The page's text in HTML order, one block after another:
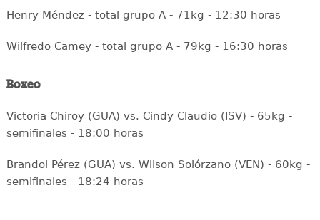
Henry Méndez - total grupo A - 71kg - 12:30 horas
Wilfredo Camey - total grupo A - 79kg - 16:30 horas
Boxeo
Victoria Chiroy (GUA) vs. Cindy Claudio (ISV) - 65kg -
semifinales - 18:00 horas
Brandol Pérez (GUA) vs. Wilson Solórzano (VEN) - 60kg -
semifinales - 18:24 horas